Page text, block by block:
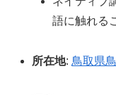
語に触れる
所在地: 鳥取県